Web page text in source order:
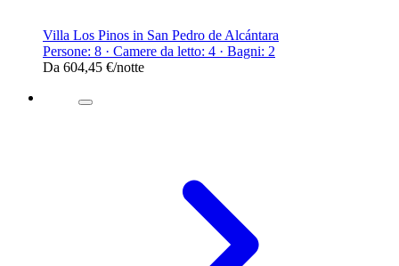
Villa Los Pinos in San Pedro de Alcántara
Persone: 8 · Camere da letto: 4 · Bagni: 2
Da 604,45 €/notte